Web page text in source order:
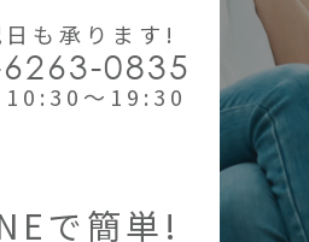
も承ります!
0835
10:30～19:30
で簡単!